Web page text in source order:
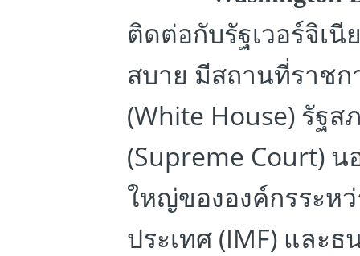
ติดต่อกับรัฐเวอร์จิเ
สบาย มีสถานที่ราช
(White House) รัฐส
(Supreme Court)
ใหญ่ขององค์กรระหว่
ประเทศ (IMF) และ